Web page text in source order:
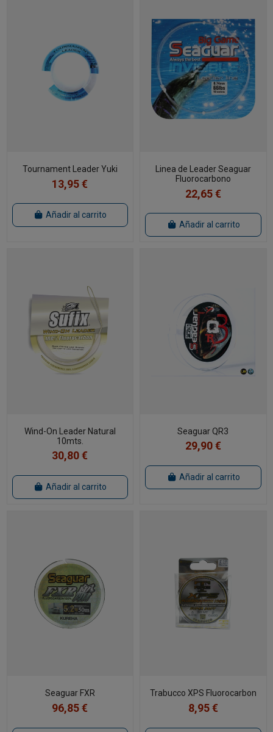
Tournament Leader Yuki
13,95 €
Añadir al carrito
Linea de Leader Seaguar
Fluorocarbono
22,65 €
Añadir al carrito
Wind-On Leader Natural
10mts.
30,80 €
Añadir al carrito
Seaguar QR3
29,90 €
Añadir al carrito
Seaguar FXR
96,85 €
Trabucco XPS Fluorocarbon
8,95 €